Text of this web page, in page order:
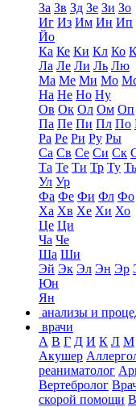
За Зв Зд Зе Зи Зо
Иг Из Им Ин Ип
Йо
Ка Ке Ки Кл Ко
Ла Ле Ли Ль Лю
Ма Ме Ми Мо
На Не Но Ну
Ов Ок Ол Ом Оп
Па Пе Пи Пл По
Ра Ре Ри Ру Ры
Са Св Се Си Ск
Та Те Ти Тр Ту
Ул Ур
Фа Фе Фи Фл Фо
Ха Хв Хе Хи Хо
Це Ци
Ча Че
Ша Ши
Эй Эк Эл Эн Эр
Юн
Ян
анализы и
врачи
А В Г Д И К Л М
Акушер
реаниматолог
Вертебролог
скорой помощи